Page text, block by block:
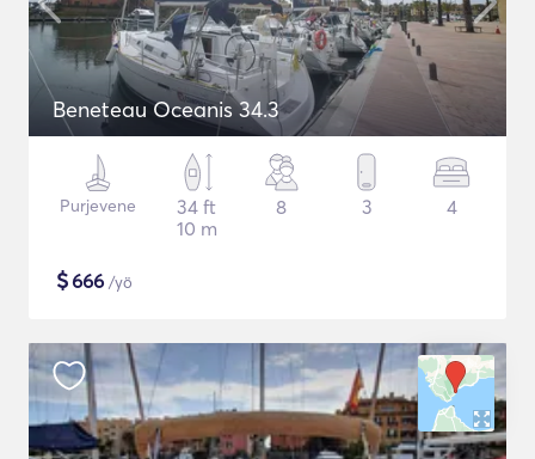
Beneteau Oceanis 34.3
Purjevene
34 ft
10 m
8 3 4
$666 /yö